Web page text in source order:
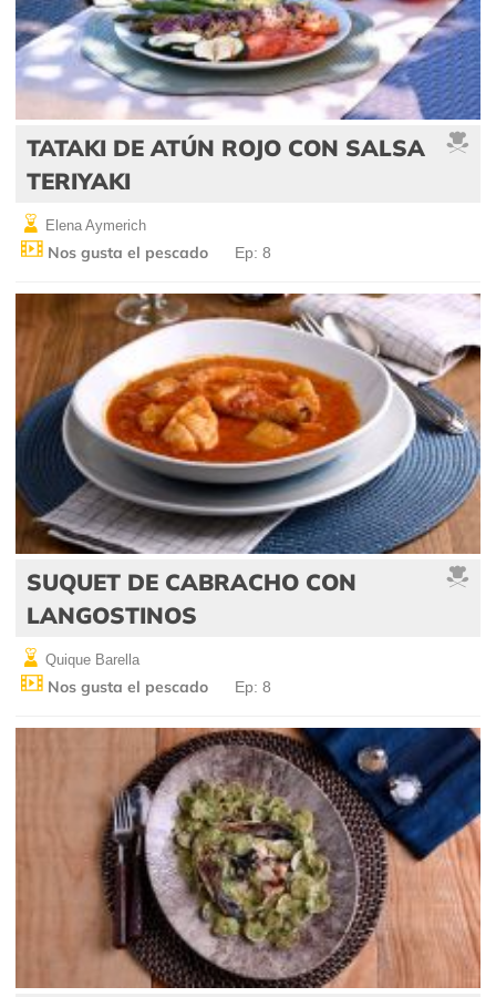
TATAKI DE ATÚN ROJO CON SALSA
TERIYAKI
Elena Aymerich
Nos gusta el pescado Ep: 8
SUQUET DE CABRACHO CON
LANGOSTINOS
Quique Barella
Nos gusta el pescado Ep: 8